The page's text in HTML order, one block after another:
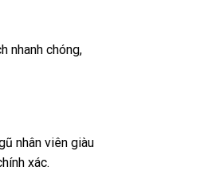
nhanh chóng,
nhân viên giàu
xác.